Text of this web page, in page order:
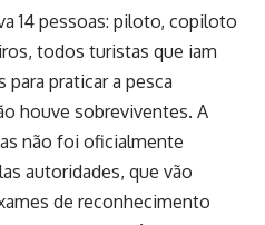
14 pessoas: piloto, copiloto
todos turistas que iam
para praticar a pesca
houve sobreviventes. A
não foi oficialmente
autoridades, que vão
de reconhecimento